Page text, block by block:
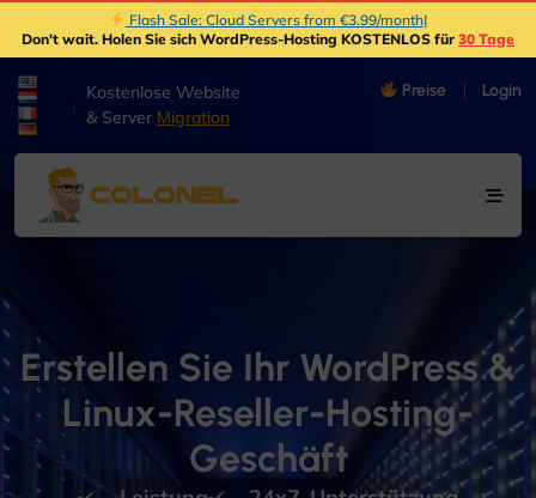
Flash Sale: Cloud Servers from €3.99/month|
Don't wait. Holen Sie sich WordPress-Hosting KOSTENLOS für 30 Tage
Kostenlose Website
& Server Migration
Preise Login
Erstellen Sie Ihr WordPress &
Linux-Reseller-Hosting-
Geschäft